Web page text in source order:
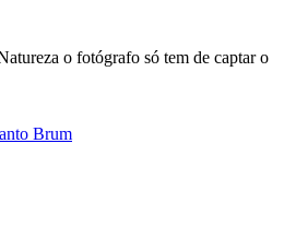
o fotógrafo só tem de captar o
Brum